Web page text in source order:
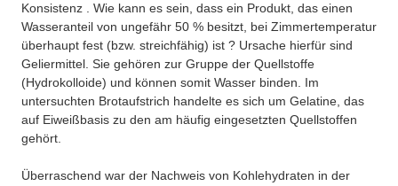
Konsistenz . Wie kann es sein, dass ein Produkt, das einen
Wasseranteil von ungefähr 50 % besitzt, bei Zimmertemperatur
überhaupt fest (bzw. streichfähig) ist ? Ursache hierfür sind
Geliermittel. Sie gehören zur Gruppe der Quellstoffe
(Hydrokolloide) und können somit Wasser binden. Im
untersuchten Brotaufstrich handelte es sich um Gelatine, das
auf Eiweißbasis zu den am häufig eingesetzten Quellstoffen
gehört.
Überraschend war der Nachweis von Kohlehydraten in der